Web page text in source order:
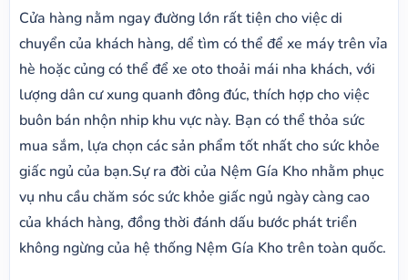
Cửa hàng nằm ngay đường lớn rất tiện cho việc di
chuyển của khách hàng, dể tìm có thể để xe máy trên vỉa
hè hoặc củng có thể để xe oto thoải mái nha khách, với
lượng dân cư xung quanh đông đúc, thích hợp cho việc
buôn bán nhộn nhip khu vực này. Bạn có thể thỏa sức
mua sắm, lựa chọn các sản phẩm tốt nhất cho sức khỏe
giấc ngủ của bạn.Sự ra đời của Nệm Gía Kho nhằm phục
vụ nhu cầu chăm sóc sức khỏe giấc ngủ ngày càng cao
của khách hàng, đồng thời đánh dấu bước phát triển
không ngừng của hệ thống Nệm Gía Kho trên toàn quốc.